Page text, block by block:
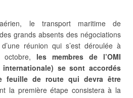
le transport maritime de
grands absents des négociations
réunion qui s’est déroulée à
les membres de l’OMI
internationale) se sont accordés
feuille de route qui devra être
la première étape consistera à la